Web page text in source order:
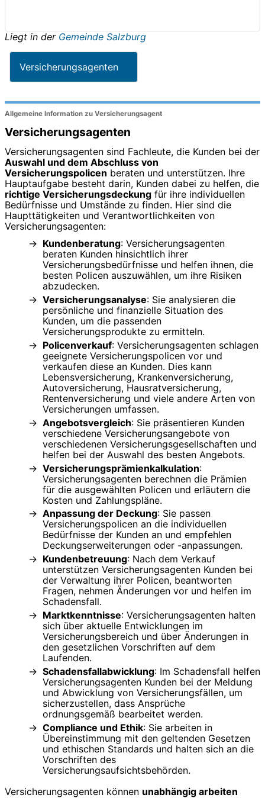
Liegt in der Gemeinde Salzburg
Versicherungsagenten
Allgemeine Information zu Versicherungsagent
Versicherungsagenten
Versicherungsagenten sind Fachleute, die Kunden bei der
Auswahl und dem Abschluss von
Versicherungspolicen beraten und unterstützen. Ihre
Hauptaufgabe besteht darin, Kunden dabei zu helfen, die
richtige Versicherungsdeckung für ihre individuellen
Bedürfnisse und Umstände zu finden. Hier sind die
Haupttätigkeiten und Verantwortlichkeiten von
Versicherungsagenten:
Kundenberatung: Versicherungsagenten
beraten Kunden hinsichtlich ihrer
Versicherungsbedürfnisse und helfen ihnen, die
besten Policen auszuwählen, um ihre Risiken
abzudecken.
Versicherungsanalyse: Sie analysieren die
persönliche und finanzielle Situation des
Kunden, um die passenden
Versicherungsprodukte zu ermitteln.
Policenverkauf: Versicherungsagenten schlagen
geeignete Versicherungspolicen vor und
verkaufen diese an Kunden. Dies kann
Lebensversicherung, Krankenversicherung,
Autoversicherung, Hausratversicherung,
Rentenversicherung und viele andere Arten von
Versicherungen umfassen.
Angebotsvergleich: Sie präsentieren Kunden
verschiedene Versicherungsangebote von
verschiedenen Versicherungsgesellschaften und
helfen bei der Auswahl des besten Angebots.
Versicherungsprämienkalkulation:
Versicherungsagenten berechnen die Prämien
für die ausgewählten Policen und erläutern die
Kosten und Zahlungspläne.
Anpassung der Deckung: Sie passen
Versicherungspolicen an die individuellen
Bedürfnisse der Kunden an und empfehlen
Deckungserweiterungen oder -anpassungen.
Kundenbetreuung: Nach dem Verkauf
unterstützen Versicherungsagenten Kunden bei
der Verwaltung ihrer Policen, beantworten
Fragen, nehmen Änderungen vor und helfen im
Schadensfall.
Marktkenntnisse: Versicherungsagenten halten
sich über aktuelle Entwicklungen im
Versicherungsbereich und über Änderungen in
den gesetzlichen Vorschriften auf dem
Laufenden.
Schadensfallabwicklung: Im Schadensfall helfen
Versicherungsagenten Kunden bei der Meldung
und Abwicklung von Versicherungsfällen, um
sicherzustellen, dass Ansprüche
ordnungsgemäß bearbeitet werden.
Compliance und Ethik: Sie arbeiten in
Übereinstimmung mit den geltenden Gesetzen
und ethischen Standards und halten sich an die
Vorschriften des
Versicherungsaufsichtsbehörden.
Versicherungsagenten können unabhängig arbeiten